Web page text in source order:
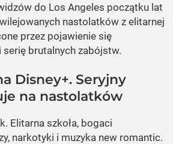
do Los Angeles początku lat
nastolatków z elitarnej
przez pojawienie się
brutalnych zabójstw.
Disney+. Seryjny
na nastolatków
Elitarna szkoła, bogaci
narkotyki i muzyka new romantic.